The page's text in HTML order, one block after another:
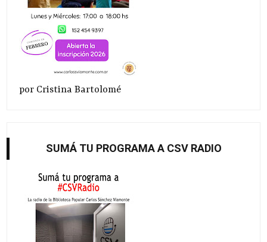
por Cristina Bartolomé
SUMÁ TU PROGRAMA A CSV RADIO